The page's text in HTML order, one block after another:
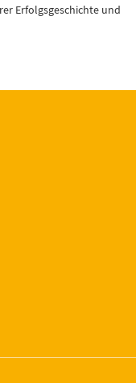
Erfolgsgeschichte und